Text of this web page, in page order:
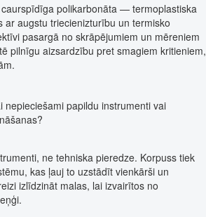
polikarbonāta — termoplastiska
ar augstu triecienizturību un termisko
pasargā no skrāpējumiem un mēreniem
pilnīgu aizsardzību pret smagiem kritieniem,
nepieciešami papildu instrumenti vai
ne tehniska pieredze. Korpuss tiek
kas ļauj to uzstādīt vienkārši un
izlīdzināt malas, lai izvairītos no